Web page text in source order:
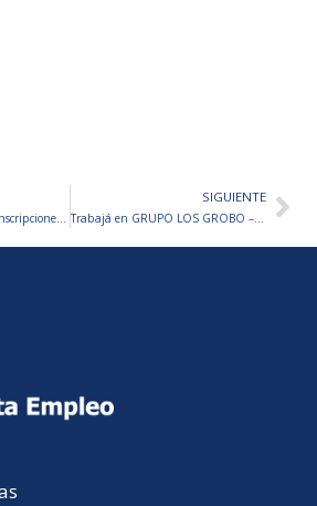
Trabajá en LA TROJA – Inscripciones abiertas
SIGUIENTE
Trabajá en GRUPO LOS GROBO – Inscripciones abiertas